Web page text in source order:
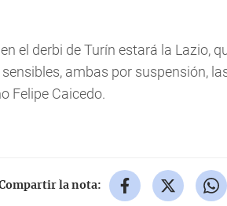
el derbi de Turín estará la Lazio,
ambas por suspensión,
Felipe Caicedo.
la nota: